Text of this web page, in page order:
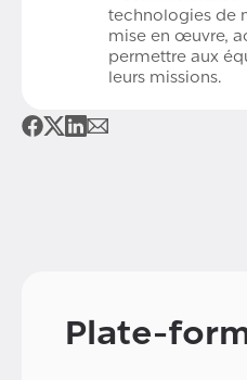
technologies de
mise en œuvre,
permettre aux
leurs missions.
Plate-